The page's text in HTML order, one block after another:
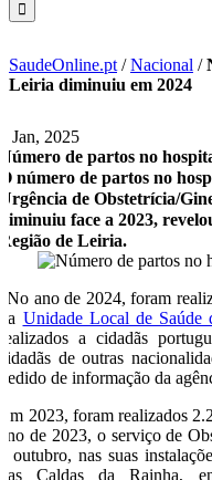
SaudeOnline.pt /Nacional /
Leiria diminuiu em 2024
7 Jan, 2025
Número de partos no
O número de partos no
Urgência de Obstetrícia/
diminuiu face a 2023,
Região de Leiria.
“No ano de 2024, foram
da Unidade Local de Saúde
realizados a cidadãs
cidadãs de outras
pedido de informação da
Em 2023, foram realizados
ano de 2023, o serviço de
e outubro, nas suas
das Caldas da Rainha,